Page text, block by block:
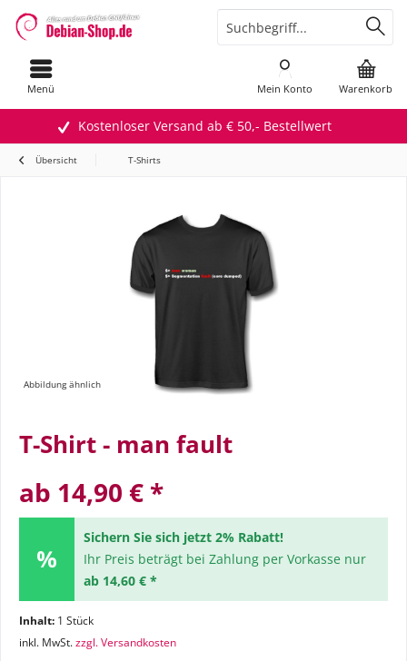
Kostenloser Versand ab € 50,- Bestellwert
Menü Warenkorb
Mein Konto
Übersicht T-Shirts
Abbildung ähnlich
T-Shirt - man fault
ab 14,90 € *
Sichern Sie sich jetzt 2% Rabatt!
Ihr Preis beträgt bei Zahlung per Vorkasse nur
ab 14,60 € *
Inhalt: 1 Stück
inkl. MwSt.zzgl. Versandkosten